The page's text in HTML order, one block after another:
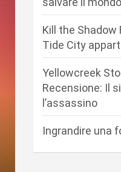
Kill the Shadow
Tide City
Yellowcreek
Recensione: Il
l’assassino
Ingrandire una